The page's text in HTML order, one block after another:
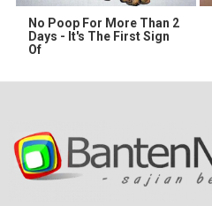
No Poop For More Than 2
Days - It's The First Sign
Of